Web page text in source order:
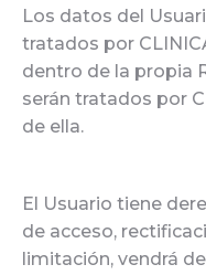
Los datos del
tratados por
dentro de la propia
serán tratados por
de ella.
El Usuario tiene
de acceso,
limitación, vendrá